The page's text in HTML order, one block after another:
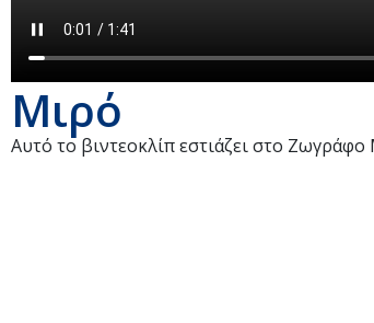
Μιρό
Αυτό το βιντεοκλίπ εστιάζει στο